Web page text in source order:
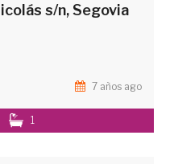
s/n, Segovia
7 años ago
1